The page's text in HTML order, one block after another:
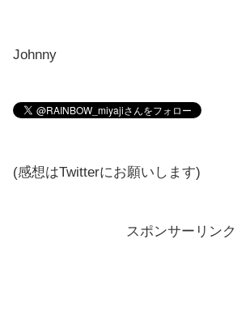
Johnny
(感想はTwitterにお願いします)
スポンサーリンク